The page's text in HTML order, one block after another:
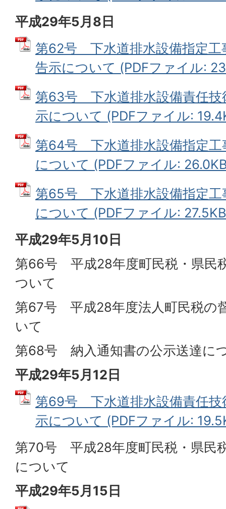
平成29年5月8日
第62号 下水道排水設備指定工
告示について (PDFファイル:
第63号 下水道排水設備責任技
示について (PDFファイル:
第64号 下水道排水設備指定工
について (PDFファイル:
第65号 下水道排水設備指定工
について (PDFファイル:
平成29年5月10日
第66号 平成28年度町民税・県民
ついて
第67号 平成28年度法人町民税の
いて
第68号 納入通知書の公示送達に
平成29年5月12日
第69号 下水道排水設備責任技
示について (PDFファイル:
第70号 平成28年度町民税・県民
について
平成29年5月15日